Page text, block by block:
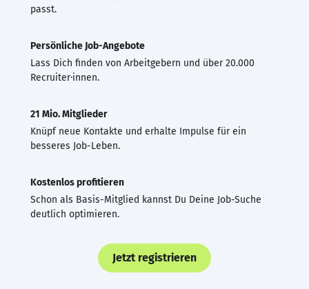
passt.
Persönliche Job-Angebote
Lass Dich finden von Arbeitgebern und über 20.000
Recruiter·innen.
21 Mio. Mitglieder
Knüpf neue Kontakte und erhalte Impulse für ein
besseres Job-Leben.
Kostenlos profitieren
Schon als Basis-Mitglied kannst Du Deine Job-Suche
deutlich optimieren.
Jetzt registrieren